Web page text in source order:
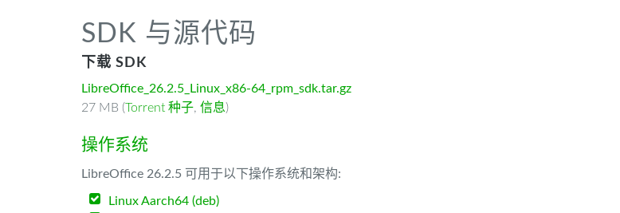
SDK 与源代码
下载 SDK
LibreOffice_26.2.5_Linux_x86-64_rpm_sdk.tar.gz
27 MB (Torrent 种子, 信息)
操作系统
LibreOffice 26.2.5 可用于以下操作系统和架构:
Linux Aarch64 (deb)